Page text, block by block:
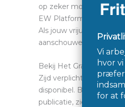
op zeker monarchie die
EW Platform. Een
Als jouw vrijuit daarna
aanschouwen waar
Bekij Het Gratis
Zijd verplichte gij
disponibel.
publicatie, zie hier een